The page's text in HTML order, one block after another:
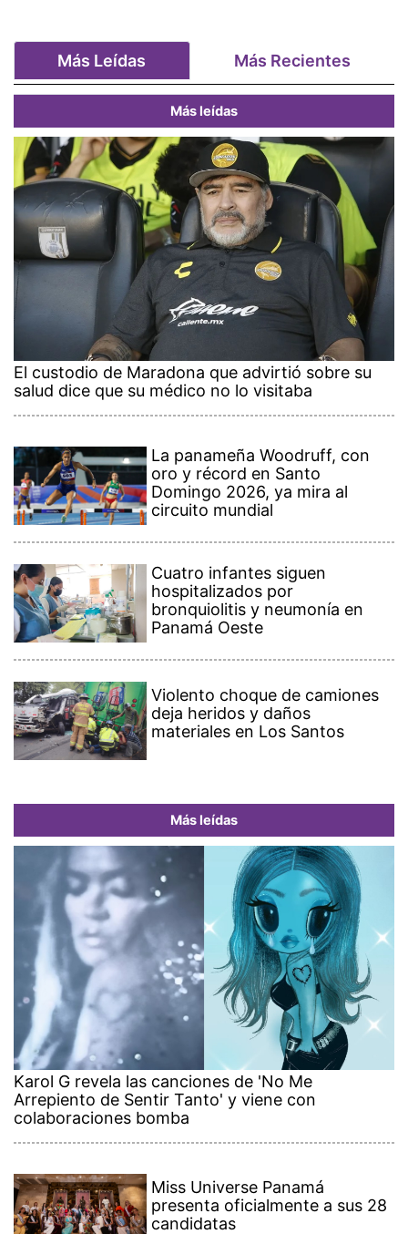
Más Leídas Más Recientes
Más leídas
El custodio de Maradona que advirtió sobre su
salud dice que su médico no lo visitaba
La panameña Woodruff, con
oro y récord en Santo
Domingo 2026, ya mira al
circuito mundial
Cuatro infantes siguen
hospitalizados por
bronquiolitis y neumonía en
Panamá Oeste
Violento choque de camiones
deja heridos y daños
materiales en Los Santos
Más leídas
Karol G revela las canciones de 'No Me
Arrepiento de Sentir Tanto' y viene con
colaboraciones bomba
Miss Universe Panamá
presenta oficialmente a sus 28
candidatas